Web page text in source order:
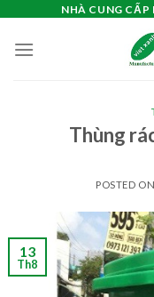
content
NHÀ CUNG
Thùng
POSTED ON
13
Th8